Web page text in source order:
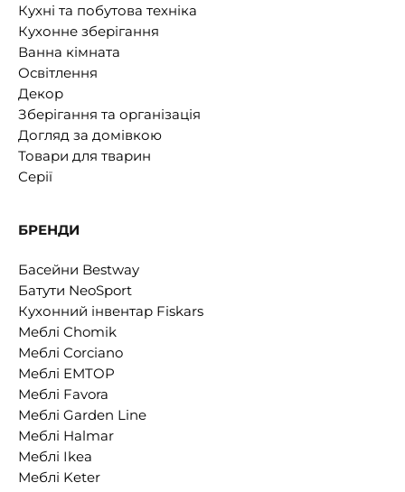
Кухні та побутова техніка
Кухонне зберігання
Ванна кімната
Освітлення
Декор
Зберігання та організація
Догляд за домівкою
Товари для тварин
Серії
БРЕНДИ
Басейни Bestway
Батути NeoSport
Кухонний інвентар Fiskars
Меблі Chomik
Меблі Corciano
Меблі EMTOP
Меблі Favora
Меблі Garden Line
Меблі Halmar
Меблі Ikea
Меблі Keter